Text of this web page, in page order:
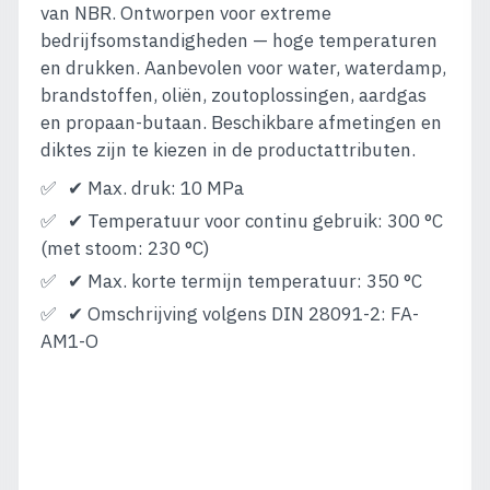
van NBR. Ontworpen voor extreme
bedrijfsomstandigheden — hoge temperaturen
en drukken. Aanbevolen voor water, waterdamp,
brandstoffen, oliën, zoutoplossingen, aardgas
en propaan-butaan. Beschikbare afmetingen en
diktes zijn te kiezen in de productattributen.
✔ Max. druk: 10 MPa
✔ Temperatuur voor continu gebruik: 300 °C
(met stoom: 230 °C)
✔ Max. korte termijn temperatuur: 350 °C
✔ Omschrijving volgens DIN 28091-2: FA-
AM1-O